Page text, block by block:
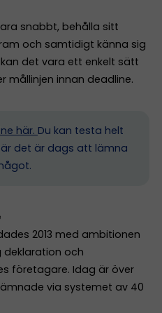
snabbt, behålla sitt
och samtidigt känna sig
det vara ett enkelt sätt
mållinjen innan deadline.
här. Du kan testa helt
det är dags att lämna
2013 med ambitionen
och
företagare. Idag är över
via systemet av 40